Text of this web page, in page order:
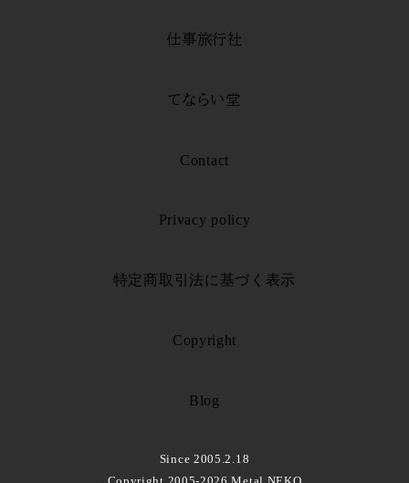
仕事旅行社
てならい堂
Contact
Privacy policy
特定商取引法に基づく表示
Copyright
Blog
Since 2005.2.18